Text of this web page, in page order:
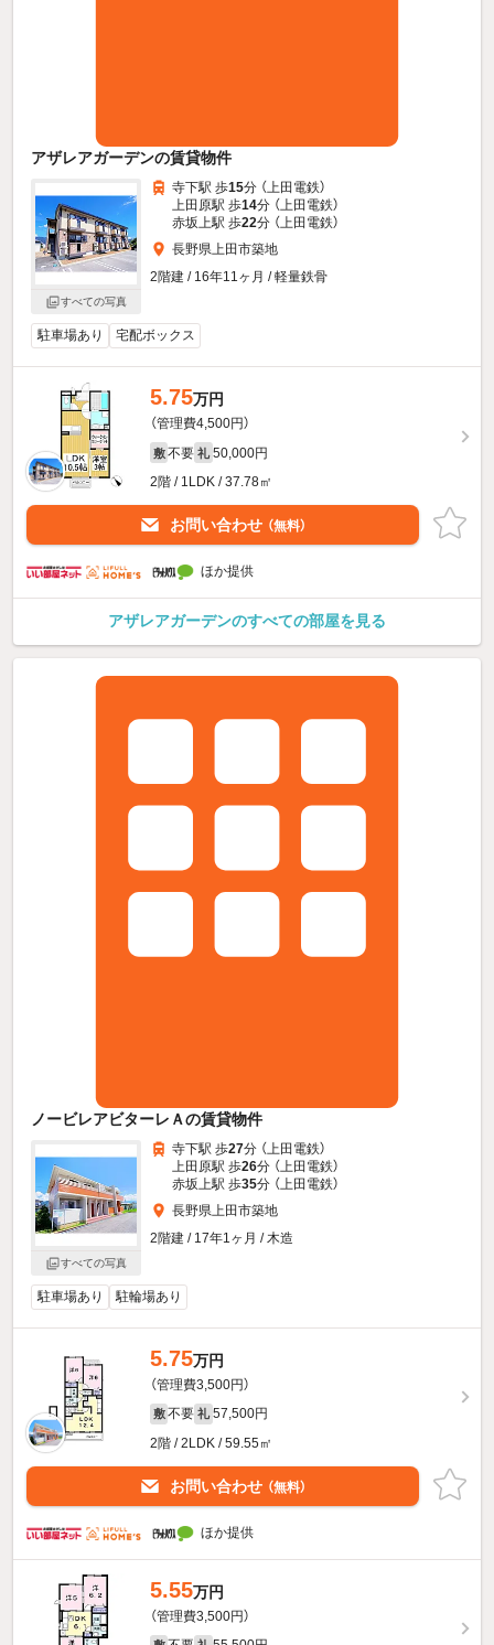
アザレアガーデンの賃貸物件
すべての写真
寺下駅 歩15分 （上田電鉄）
上田原駅 歩14分 （上田電鉄）
赤坂上駅 歩22分 （上田電鉄）
長野県上田市築地
2階建 / 16年11ヶ月 / 軽量鉄骨
駐車場あり 宅配ボックス
5.75万円
（管理費4,500円）
敷 不要 礼 50,000円
2階 / 1LDK / 37.78㎡
お問い合わせ （無料）
ほか提供
アザレアガーデンのすべての部屋を見る
ノービレアビターレＡの賃貸物件
すべての写真
寺下駅 歩27分 （上田電鉄）
上田原駅 歩26分 （上田電鉄）
赤坂上駅 歩35分 （上田電鉄）
長野県上田市築地
2階建 / 17年1ヶ月 / 木造
駐車場あり 駐輪場あり
5.75万円
（管理費3,500円）
敷 不要 礼 57,500円
2階 / 2LDK / 59.55㎡
お問い合わせ （無料）
ほか提供
5.55万円
（管理費3,500円）